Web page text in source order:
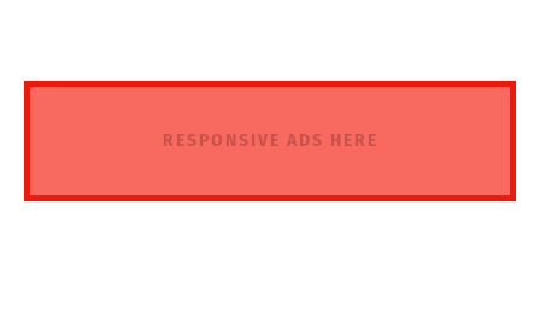
RESPONSIVE ADS HERE